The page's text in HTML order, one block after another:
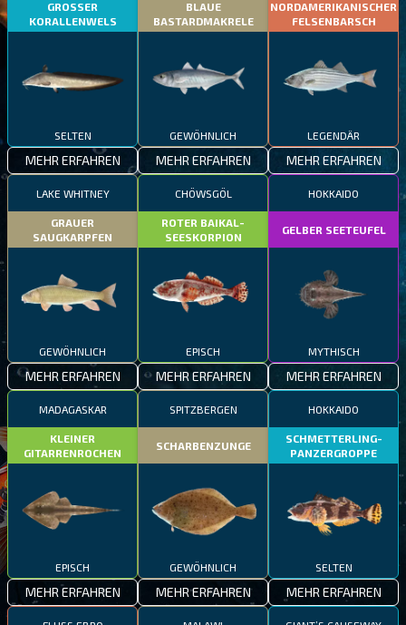
GROSSER
KORALLENWELS
SELTEN
MEHR ERFAHREN
BLAUE
BASTARDMAKRELE
GEWÖHNLICH
MEHR ERFAHREN
NORDAMERIKANISCHER
FELSENBARSCH
LEGENDÄR
MEHR ERFAHREN
LAKE WHITNEY
GRAUER
SAUGKARPFEN
GEWÖHNLICH
MEHR ERFAHREN
CHÖWSGÖL
ROTER BAIKAL-
SEESKORPION
EPISCH
MEHR ERFAHREN
HOKKAIDO
GELBER SEETEUFEL
MYTHISCH
MEHR ERFAHREN
MADAGASKAR
KLEINER
GITARRENROCHEN
EPISCH
MEHR ERFAHREN
SPITZBERGEN
SCHARBENZUNGE
GEWÖHNLICH
MEHR ERFAHREN
HOKKAIDO
SCHMETTERLING-
PANZERGROPPE
SELTEN
MEHR ERFAHREN